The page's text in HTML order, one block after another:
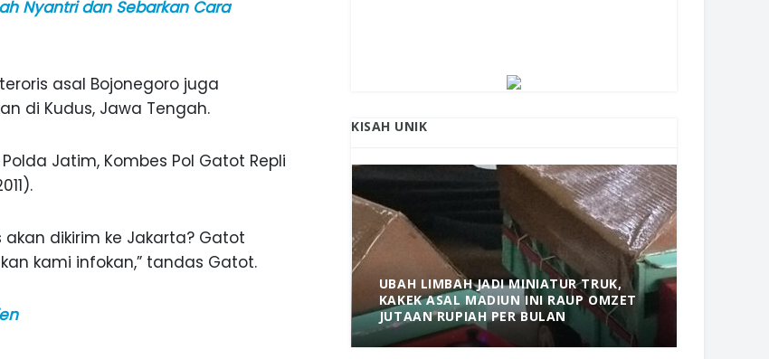
Nyantri dan Sebarkan Cara
asal Bojonegoro juga
di Kudus, Jawa Tengah.
Jatim, Kombes Pol Gatot Repli
dikirim ke Jakarta? Gatot
kami infokan,” tandas Gatot.
KISAH UNIK
UBAH LIMBAH JADI MINIATUR TRUK,
KAKEK ASAL MADIUN INI RAUP OMZET
JUTAAN RUPIAH PER BULAN